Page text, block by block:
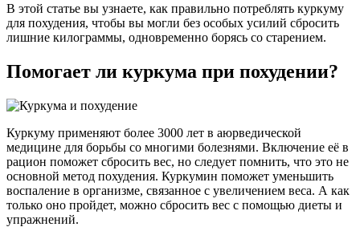
В этой статье вы узнаете, как правильно потреблять куркуму
для похудения, чтобы вы могли без особых усилий сбросить
лишние килограммы, одновременно борясь со старением.
Помогает ли куркума при похудении?
Куркуму применяют более 3000 лет в аюрведической
медицине для борьбы со многими болезнями. Включение её в
рацион поможет сбросить вес, но следует помнить, что это не
основной метод похудения. Куркумин поможет уменьшить
воспаление в организме, связанное с увеличением веса. А как
только оно пройдет, можно сбросить вес с помощью диеты и
упражнений.